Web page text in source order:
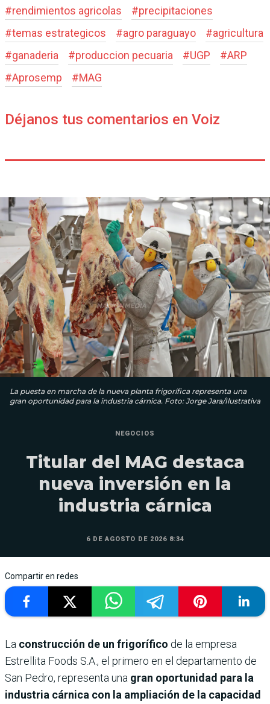
#rendimientos agricolas #precipitaciones
#temas estrategicos #agro paraguayo #agricultura
#ganaderia #produccion pecuaria #UGP #ARP
#Aprosemp #MAG
Déjanos tus comentarios en Voiz
La puesta en marcha de la nueva planta frigorífica representa una
gran oportunidad para la industria cárnica. Foto: Jorge Jara/Ilustrativa
NEGOCIOS
Titular del MAG destaca
nueva inversión en la
industria cárnica
6 DE AGOSTO DE 2026 8:34
Compartir en redes
La construcción de un frigorífico de la empresa
Estrellita Foods S.A., el primero en el departamento de
San Pedro, representa una gran oportunidad para la
industria cárnica con la ampliación de la capacidad